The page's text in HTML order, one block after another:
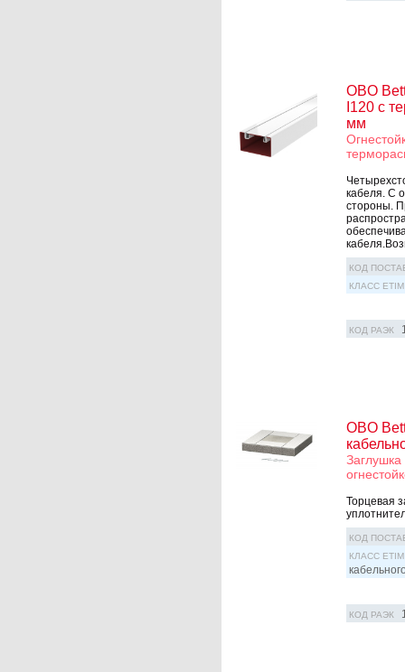
OBO
I120 с
мм
кабеля. С
стороны.
КОД
КЛАСС ETIM
КОД РАЭК
OBO
Заглушка
Торцевая
КОД
КЛАСС ETIM
КОД РАЭК